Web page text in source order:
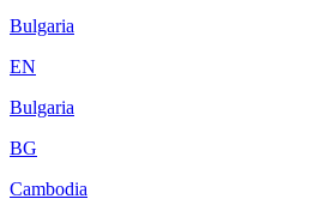
Bulgaria
EN
Bulgaria
BG
Cambodia